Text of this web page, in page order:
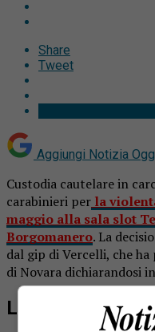
Share
Tweet
Aggiungi Notizia
Custodia cautelare in
carabinieri per la
maggio alla sala slot
Borgomanero. La
dal gip di Vercelli, che
di Novara dichiarandosi
Le immagini